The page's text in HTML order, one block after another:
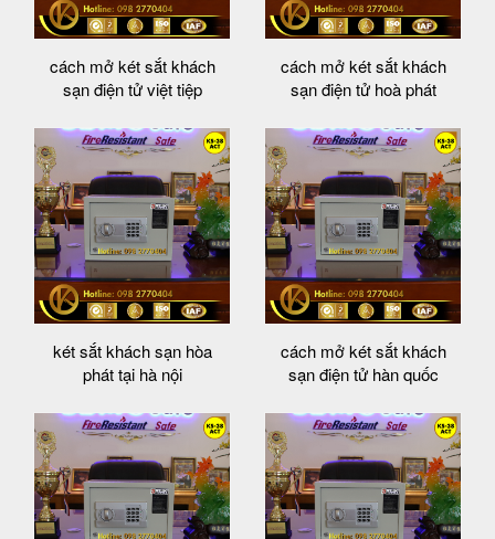
cách mở két sắt khách
sạn điện tử việt tiệp
cách mở két sắt khách
sạn điện tử hoà phát
két sắt khách sạn hòa
phát tại hà nội
cách mở két sắt khách
sạn điện tử hàn quốc